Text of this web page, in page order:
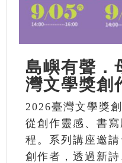
島嶼有聲．
灣文學獎創
2026臺灣文學獎
從創作靈感、書
程。系列講座邀
創作者，透過新